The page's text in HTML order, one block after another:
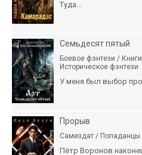
Туда...
Семьдесят пятый
Боевое фэнтези /
Историческое фэнтези
У меня был выбор
Прорыв
Самиздат / Попаданцы
Пётр Воронов